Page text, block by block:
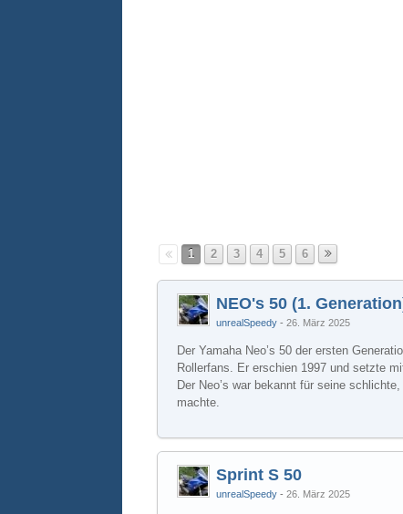
1 2 3 4 5 6
NEO's 50 (1.
unrealSpeedy 26. März 2025
Der Yamaha Neo’s 50 der ersten
Rollerfans. Er erschien 1997 und setzte
Der Neo’s war bekannt für seine
machte.
Sprint S 50
unrealSpeedy 26. März 2025